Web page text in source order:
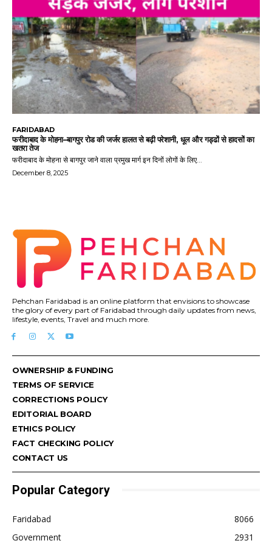
FARIDABAD
फरीदाबाद के मोहना–बागपुर रोड की जर्जर हालत से बढ़ी परेशानी, धूल और गड्ढों से हादसों का
खतरा तेज
फरीदाबाद के मोहना से बागपुर जाने वाला प्रमुख मार्ग इन दिनों लोगों के लिए...
December 8, 2025
Pehchan Faridabad is an online platform that envisions to showcase
the glory of every part of Faridabad through daily updates from news,
lifestyle, events, Travel and much more.
OWNERSHIP & FUNDING
TERMS OF SERVICE
CORRECTIONS POLICY
EDITORIAL BOARD
ETHICS POLICY
FACT CHECKING POLICY
CONTACT US
Popular Category
Faridabad
8066
Government
2931